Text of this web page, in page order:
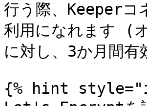
行う際、Keeper
利用になれます (
に対し、3か月間有
{% hint